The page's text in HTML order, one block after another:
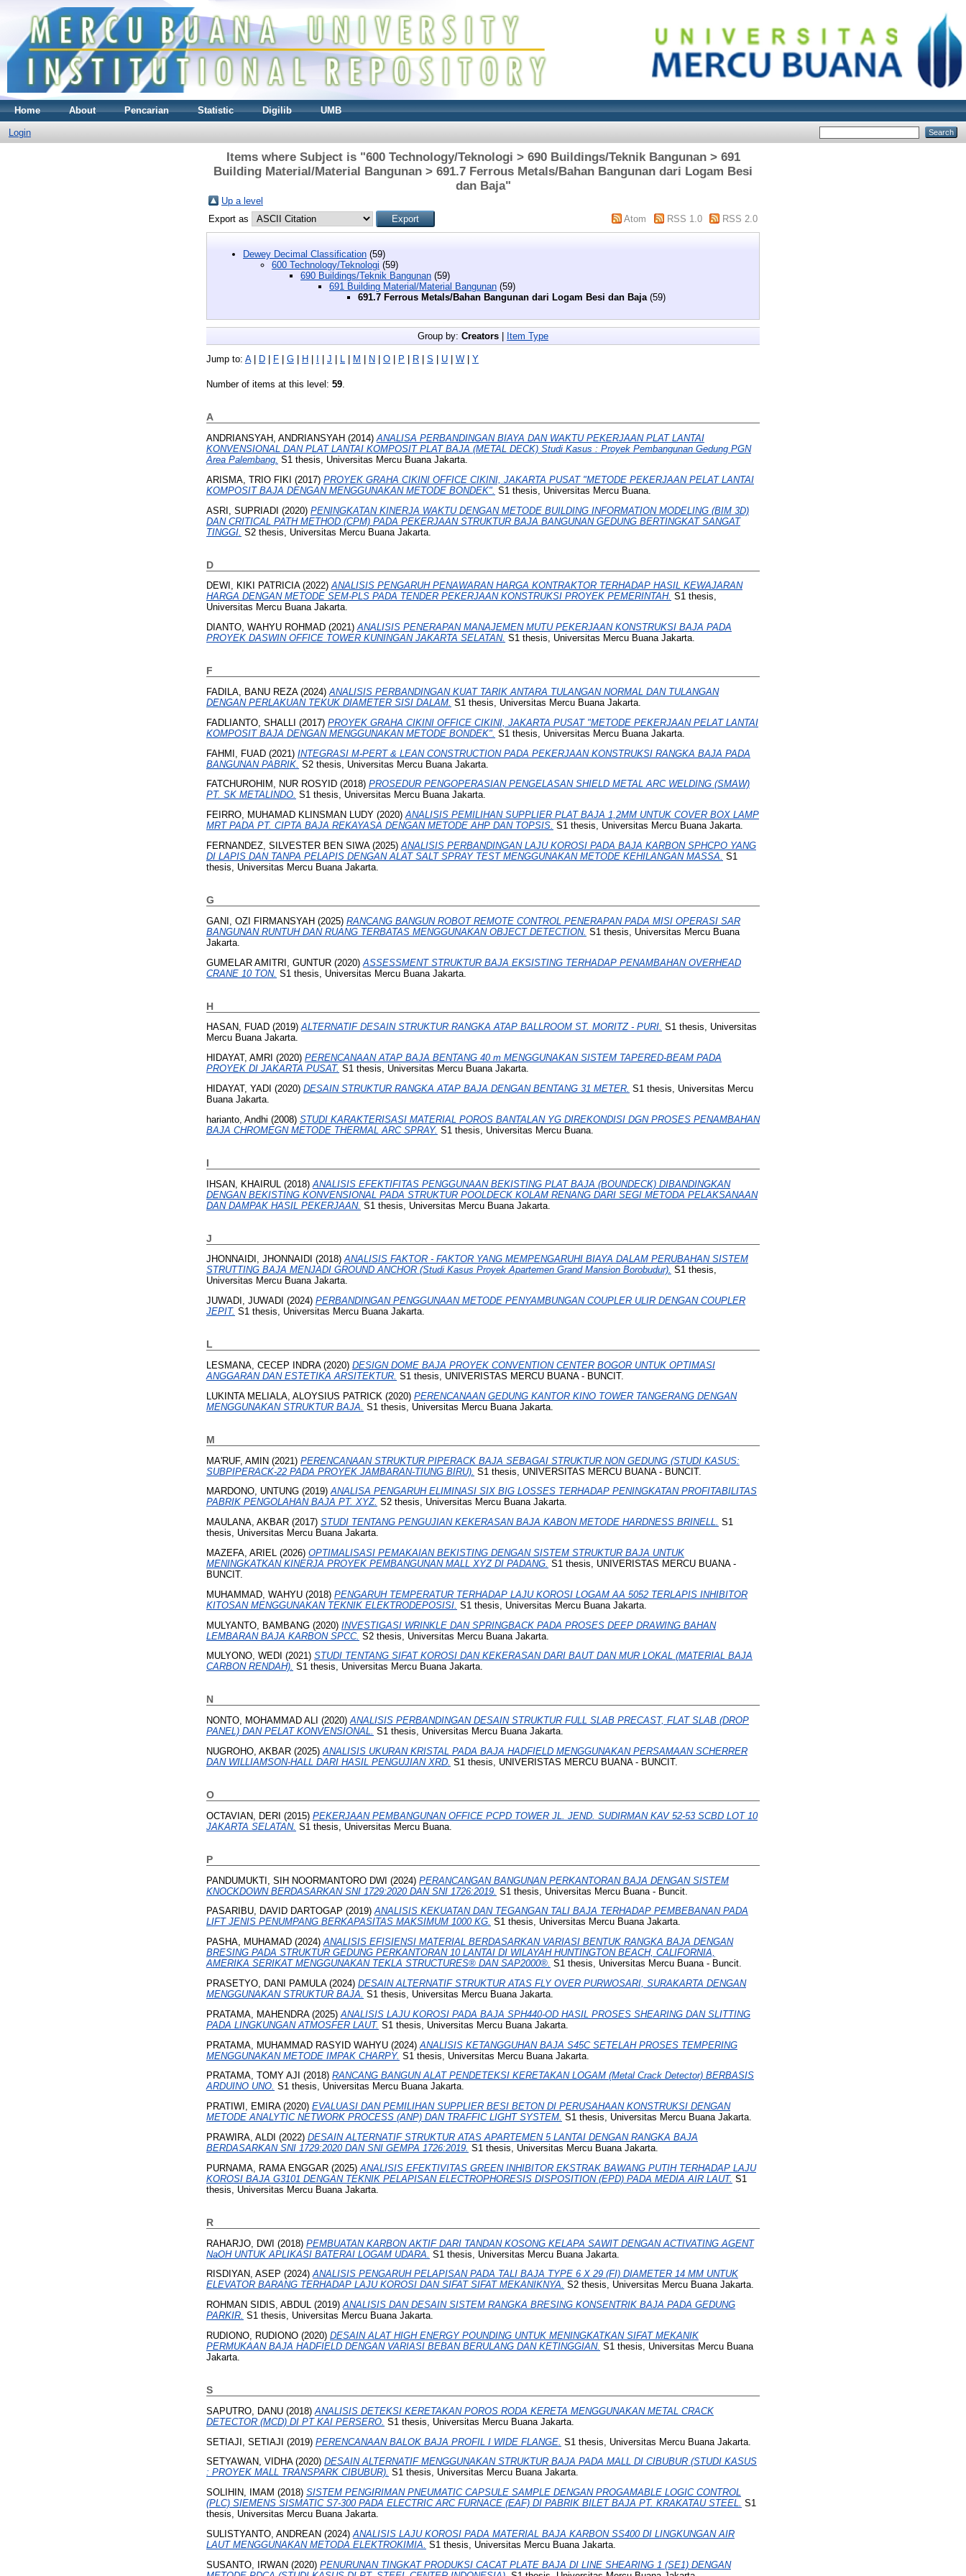
Home About Pencarian Statistic Digilib UMB
Login
Items where Subject is "600 Technology/Teknologi > 690 Buildings/Teknik Bangunan > 691
Building Material/Material Bangunan > 691.7 Ferrous Metals/Bahan Bangunan dari Logam Besi
dan Baja"
Up a level
Export as
Atom RSS 1.0 RSS 2.0
Dewey Decimal Classification (59)
600 Technology/Teknologi (59)
690 Buildings/Teknik Bangunan (59)
691 Building Material/Material Bangunan (59)
691.7 Ferrous Metals/Bahan Bangunan dari Logam Besi dan Baja(59)
Group by: Creators Item Type
Jump to: A| D F G H J L M N O P R S U W Y
Number of items at this level: 59.
A
ANDRIANSYAH, ANDRIANSYAH (2014)ANALISA PERBANDINGAN BIAYA DAN WAKTU PEKERJAAN PLAT LANTAI
KONVENSIONAL DAN PLAT LANTAI KOMPOSIT PLAT BAJA (METAL DECK) Studi Kasus : Proyek Pembangunan Gedung PGN
Area Palembang. S1 thesis, Universitas Mercu Buana Jakarta.
ARISMA, TRIO FIKI (2017) PROYEK GRAHA CIKINI OFFICE CIKINI, JAKARTA PUSAT "METODE PEKERJAAN PELAT LANTAI
KOMPOSIT BAJA DENGAN MENGGUNAKAN METODE BONDEK". S1 thesis, Universitas Mercu Buana.
ASRI, SUPRIADI (2020) PENINGKATAN KINERJA WAKTU DENGAN METODE BUILDING INFORMATION MODELING (BIM 3D)
DAN CRITICAL PATH METHOD (CPM) PADA PEKERJAAN STRUKTUR BAJA BANGUNAN GEDUNG BERTINGKAT SANGAT
TINGGI. S2 thesis, Universitas Mercu Buana Jakarta.
D
DEWI, KIKI PATRICIA(2022)ANALISIS PENGARUH PENAWARAN HARGA KONTRAKTOR TERHADAP HASIL KEWAJARAN
HARGA DENGAN METODE SEM-PLS PADA TENDER PEKERJAAN KONSTRUKSI PROYEK PEMERINTAH. S1 thesis,
Universitas Mercu Buana Jakarta.
DIANTO, WAHYU ROHMAD (2021)ANALISIS PENERAPAN MANAJEMEN MUTU PEKERJAAN KONSTRUKSI BAJA PADA
PROYEK DASWIN OFFICE TOWER KUNINGAN JAKARTA SELATAN. S1 thesis, Universitas Mercu Buana Jakarta.
F
FADILA, BANU REZA(2024)ANALISIS PERBANDINGAN KUAT TARIK ANTARA TULANGAN NORMAL DAN TULANGAN
DENGAN PERLAKUAN TEKUK DIAMETER SISI DALAM. S1 thesis, Universitas Mercu Buana Jakarta.
FADLIANTO, SHALLI
(2017) PROYEK GRAHA CIKINI OFFICE CIKINI, JAKARTA PUSAT "METODE PEKERJAAN PELAT LANTAI
KOMPOSIT BAJA DENGAN MENGGUNAKAN METODE BONDEK". S1 thesis, Universitas Mercu Buana Jakarta.
FAHMI, FUAD (2021) INTEGRASI M-PERT & LEAN CONSTRUCTION PADA PEKERJAAN KONSTRUKSI RANGKA BAJA PADA
BANGUNAN PABRIK. S2 thesis, Universitas Mercu Buana Jakarta.
FATCHUROHIM, NUR ROSYID (2018) PROSEDUR PENGOPERASIAN PENGELASAN SHIELD METAL ARC WELDING (SMAW)
PT. SK METALINDO. S1 thesis, Universitas Mercu Buana Jakarta.
FEIRRO, MUHAMAD KLINSMAN LUDY (2020)ANALISIS PEMILIHAN SUPPLIER PLAT BAJA 1,2MM UNTUK COVER BOX LAMP
MRT PADA PT. CIPTA BAJA REKAYASA DENGAN METODE AHP DAN TOPSIS. S1 thesis, Universitas Mercu Buana Jakarta.
FERNANDEZ, SILVESTER BEN SIWA(2025)ANALISIS PERBANDINGAN LAJU KOROSI PADA BAJA KARBON SPHCPO YANG
DI LAPIS DAN TANPA PELAPIS DENGAN ALAT SALT SPRAY TEST MENGGUNAKAN METODE KEHILANGAN MASSA. S1
thesis, Universitas Mercu Buana Jakarta.
G
GANI, OZI FIRMANSYAH (2025) RANCANG BANGUN ROBOT REMOTE CONTROL PENERAPAN PADA MISI OPERASI SAR
BANGUNAN RUNTUH DAN RUANG TERBATAS MENGGUNAKAN OBJECT DETECTION. S1 thesis, Universitas Mercu Buana
Jakarta.
GUMELAR AMITRI, GUNTUR (2020) ASSESSMENT STRUKTUR BAJA EKSISTING TERHADAP PENAMBAHAN OVERHEAD
CRANE 10 TON. S1 thesis, Universitas Mercu Buana Jakarta.
H
HASAN, FUAD (2019)ALTERNATIF DESAIN STRUKTUR RANGKA ATAP BALLROOM ST. MORITZ - PURI. S1 thesis, Universitas
Mercu Buana Jakarta.
HIDAYAT, AMRI (2020) PERENCANAAN ATAP BAJA BENTANG 40 m MENGGUNAKAN SISTEM TAPERED-BEAM PADA
PROYEK DI JAKARTA PUSAT. S1 thesis, Universitas Mercu Buana Jakarta.
HIDAYAT, YADI (2020) DESAIN STRUKTUR RANGKA ATAP BAJA DENGAN BENTANG 31 METER. S1 thesis, Universitas Mercu
Buana Jakarta.
harianto, Andhi (2008) STUDI KARAKTERISASI MATERIAL POROS BANTALAN YG DIREKONDISI DGN PROSES PENAMBAHAN
BAJA CHROMEGN METODE THERMAL ARC SPRAY. S1 thesis, Universitas Mercu Buana.
I
IHSAN, KHAIRUL (2018) ANALISIS EFEKTIFITAS PENGGUNAAN BEKISTING PLAT BAJA (BOUNDECK) DIBANDINGKAN
DENGAN BEKISTING KONVENSIONAL PADA STRUKTUR POOLDECK KOLAM RENANG DARI SEGI METODA PELAKSANAAN
DAN DAMPAK HASIL PEKERJAAN. S1 thesis, Universitas Mercu Buana Jakarta.
J
JHONNAIDI, JHONNAIDI (2018)ANALISIS FAKTOR - FAKTOR YANG MEMPENGARUHI BIAYA DALAM PERUBAHAN SISTEM
STRUTTING BAJA MENJADI GROUND ANCHOR (Studi Kasus Proyek Apartemen Grand Mansion Borobudur). S1 thesis,
Universitas Mercu Buana Jakarta.
JUWADI, JUWADI (2024) PERBANDINGAN PENGGUNAAN METODE PENYAMBUNGAN COUPLER ULIR DENGAN COUPLER
JEPIT. S1 thesis, Universitas Mercu Buana Jakarta.
L
LESMANA, CECEP INDRA(2020) DESIGN DOME BAJA PROYEK CONVENTION CENTER BOGOR UNTUK OPTIMASI
ANGGARAN DAN ESTETIKA ARSITEKTUR. S1 thesis, UNIVERISTAS MERCU BUANA - BUNCIT.
LUKINTA MELIALA, ALOYSIUS PATRICK (2020) PERENCANAAN GEDUNG KANTOR KINO TOWER TANGERANG DENGAN
MENGGUNAKAN STRUKTUR BAJA. S1 thesis, Universitas Mercu Buana Jakarta.
M
MA'RUF, AMIN (2021) PERENCANAAN STRUKTUR PIPERACK BAJA SEBAGAI STRUKTUR NON GEDUNG (STUDI KASUS:
SUBPIPERACK-22 PADA PROYEK JAMBARAN-TIUNG BIRU). S1 thesis, UNIVERSITAS MERCU BUANA - BUNCIT.
MARDONO, UNTUNG (2019)ANALISA PENGARUH ELIMINASI SIX BIG LOSSES TERHADAP PENINGKATAN PROFITABILITAS
PABRIK PENGOLAHAN BAJA PT. XYZ. S2 thesis, Universitas Mercu Buana Jakarta.
MAULANA, AKBAR (2017) STUDI TENTANG PENGUJIAN KEKERASAN BAJA KABON METODE HARDNESS BRINELL. S1
thesis, Universitas Mercu Buana Jakarta.
MAZEFA, ARIEL
(2026) OPTIMALISASI PEMAKAIAN BEKISTING DENGAN SISTEM STRUKTUR BAJA UNTUK
MENINGKATKAN KINERJA PROYEK PEMBANGUNAN MALL XYZ DI PADANG. S1 thesis, UNIVERISTAS MERCU BUANA -
BUNCIT.
MUHAMMAD, WAHYU (2018) PENGARUH TEMPERATUR TERHADAP LAJU KOROSI LOGAM AA 5052 TERLAPIS INHIBITOR
KITOSAN MENGGUNAKAN TEKNIK ELEKTRODEPOSISI. S1 thesis, Universitas Mercu Buana Jakarta.
MULYANTO, BAMBANG (2020) INVESTIGASI WRINKLE DAN SPRINGBACK PADA PROSES DEEP DRAWING BAHAN
LEMBARAN BAJA KARBON SPCC. S2 thesis, Universitas Mercu Buana Jakarta.
MULYONO, WEDI (2021) STUDI TENTANG SIFAT KOROSI DAN KEKERASAN DARI BAUT DAN MUR LOKAL (MATERIAL BAJA
CARBON RENDAH). S1 thesis, Universitas Mercu Buana Jakarta.
N
NONTO, MOHAMMAD ALI (2020)ANALISIS PERBANDINGAN DESAIN STRUKTUR FULL SLAB PRECAST, FLAT SLAB (DROP
PANEL) DAN PELAT KONVENSIONAL. S1 thesis, Universitas Mercu Buana Jakarta.
NUGROHO, AKBAR (2025) ANALISIS UKURAN KRISTAL PADA BAJA HADFIELD MENGGUNAKAN PERSAMAAN SCHERRER
DAN WILLIAMSON-HALL DARI HASIL PENGUJIAN XRD. S1 thesis, UNIVERISTAS MERCU BUANA - BUNCIT.
O
OCTAVIAN, DERI (2015) PEKERJAAN PEMBANGUNAN OFFICE PCPD TOWER JL. JEND. SUDIRMAN KAV 52-53 SCBD LOT 10
JAKARTA SELATAN. S1 thesis, Universitas Mercu Buana.
P
PANDUMUKTI, SIH NOORMANTORO DWI (2024) PERANCANGAN BANGUNAN PERKANTORAN BAJA DENGAN SISTEM
KNOCKDOWN BERDASARKAN SNI 1729:2020 DAN SNI 1726:2019. S1 thesis, Universitas Mercu Buana - Buncit.
PASARIBU, DAVID DARTOGAP (2019)ANALISIS KEKUATAN DAN TEGANGAN TALI BAJA TERHADAP PEMBEBANAN PADA
LIFT JENIS PENUMPANG BERKAPASITAS MAKSIMUM 1000 KG. S1 thesis, Universitas Mercu Buana Jakarta.
PASHA, MUHAMAD (2024)ANALISIS EFISIENSI MATERIAL BERDASARKAN VARIASI BENTUK RANGKA BAJA DENGAN
BRESING PADA STRUKTUR GEDUNG PERKANTORAN 10 LANTAI DI WILAYAH HUNTINGTON BEACH, CALIFORNIA,
AMERIKA SERIKAT MENGGUNAKAN TEKLA STRUCTURES® DAN SAP2000®. S1 thesis, Universitas Mercu Buana - Buncit.
PRASETYO, DANI PAMULA(2024) DESAIN ALTERNATIF STRUKTUR ATAS FLY OVER PURWOSARI, SURAKARTA DENGAN
MENGGUNAKAN STRUKTUR BAJA. S1 thesis, Universitas Mercu Buana Jakarta.
PRATAMA, MAHENDRA(2025) ANALISIS LAJU KOROSI PADA BAJA SPH440-OD HASIL PROSES SHEARING DAN SLITTING
PADA LINGKUNGAN ATMOSFER LAUT. S1 thesis, Universitas Mercu Buana Jakarta.
PRATAMA, MUHAMMAD RASYID WAHYU (2024) ANALISIS KETANGGUHAN BAJA S45C SETELAH PROSES TEMPERING
MENGGUNAKAN METODE IMPAK CHARPY. S1 thesis, Universitas Mercu Buana Jakarta.
PRATAMA, TOMY AJI (2018) RANCANG BANGUN ALAT PENDETEKSI KERETAKAN LOGAM (Metal Crack Detector) BERBASIS
ARDUINO UNO. S1 thesis, Universitas Mercu Buana Jakarta.
PRATIWI, EMIRA(2020) EVALUASI DAN PEMILIHAN SUPPLIER BESI BETON DI PERUSAHAAN KONSTRUKSI DENGAN
METODE ANALYTIC NETWORK PROCESS (ANP) DAN TRAFFIC LIGHT SYSTEM. S1 thesis, Universitas Mercu Buana Jakarta.
PRAWIRA, ALDI (2022) DESAIN ALTERNATIF STRUKTUR ATAS APARTEMEN 5 LANTAI DENGAN RANGKA BAJA
BERDASARKAN SNI 1729:2020 DAN SNI GEMPA 1726:2019. S1 thesis, Universitas Mercu Buana Jakarta.
PURNAMA, RAMA ENGGAR (2025) ANALISIS EFEKTIVITAS GREEN INHIBITOR EKSTRAK BAWANG PUTIH TERHADAP LAJU
KOROSI BAJA G3101 DENGAN TEKNIK PELAPISAN ELECTROPHORESIS DISPOSITION (EPD) PADA MEDIA AIR LAUT. S1
thesis, Universitas Mercu Buana Jakarta.
R
RAHARJO, DWI (2018) PEMBUATAN KARBON AKTIF DARI TANDAN KOSONG KELAPA SAWIT DENGAN ACTIVATING AGENT
NaOH UNTUK APLIKASI BATERAI LOGAM UDARA. S1 thesis, Universitas Mercu Buana Jakarta.
RISDIYAN, ASEP (2024)ANALISIS PENGARUH PELAPISAN PADA TALI BAJA TYPE 6 X 29 (FI) DIAMETER 14 MM UNTUK
ELEVATOR BARANG TERHADAP LAJU KOROSI DAN SIFAT SIFAT MEKANIKNYA. S2 thesis, Universitas Mercu Buana Jakarta.
ROHMAN SIDIS, ABDUL (2019)ANALISIS DAN DESAIN SISTEM RANGKA BRESING KONSENTRIK BAJA PADA GEDUNG
PARKIR. S1 thesis, Universitas Mercu Buana Jakarta.
RUDIONO, RUDIONO (2020) DESAIN ALAT HIGH ENERGY POUNDING UNTUK MENINGKATKAN SIFAT MEKANIK
PERMUKAAN BAJA HADFIELD DENGAN VARIASI BEBAN BERULANG DAN KETINGGIAN. S1 thesis, Universitas Mercu Buana
Jakarta.
S
SAPUTRO, DANU (2018) ANALISIS DETEKSI KERETAKAN POROS RODA KERETA MENGGUNAKAN METAL CRACK
DETECTOR (MCD) DI PT KAI PERSERO. S1 thesis, Universitas Mercu Buana Jakarta.
SETIAJI, SETIAJI (2019) PERENCANAAN BALOK BAJA PROFIL I WIDE FLANGE. S1 thesis, Universitas Mercu Buana Jakarta.
SETYAWAN, VIDHA(2020) DESAIN ALTERNATIF MENGGUNAKAN STRUKTUR BAJA PADA MALL DI CIBUBUR (STUDI KASUS
: PROYEK MALL TRANSPARK CIBUBUR). S1 thesis, Universitas Mercu Buana Jakarta.
SOLIHIN, IMAM (2018) SISTEM PENGIRIMAN PNEUMATIC CAPSULE SAMPLE DENGAN PROGAMABLE LOGIC CONTROL
(PLC) SIEMENS SISMATIC S7-300 PADA ELECTRIC ARC FURNACE (EAF) DI PABRIK BILET BAJA PT. KRAKATAU STEEL. S1
thesis, Universitas Mercu Buana Jakarta.
SULISTYANTO, ANDREAN (2024) ANALISIS LAJU KOROSI PADA MATERIAL BAJA KARBON SS400 DI LINGKUNGAN AIR
LAUT MENGGUNAKAN METODA ELEKTROKIMIA. S1 thesis, Universitas Mercu Buana Jakarta.
SUSANTO, IRWAN (2020) PENURUNAN TINGKAT PRODUKSI CACAT PLATE BAJA DI LINE SHEARING 1 (SE1) DENGAN